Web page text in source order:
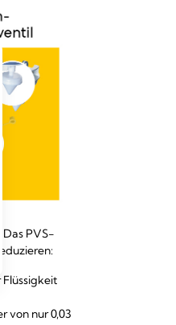
PVS-
Flüssigkeit
von nur 0,03